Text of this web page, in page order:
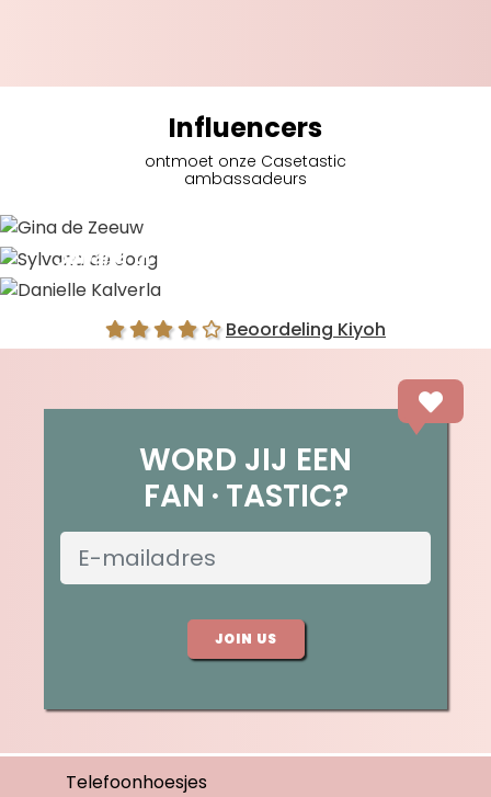
Influencers
ontmoet onze Casetastic
ambassadeurs
Sylvana de Jong
Beoordeling Kiyoh
WORD JIJ EEN
FAN TASTIC?
JOIN US
Telefoonhoesjes